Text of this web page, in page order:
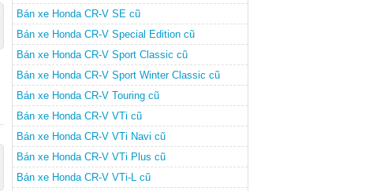
Bán xe Honda CR-V SE cũ
Bán xe Honda CR-V Special Edition cũ
Bán xe Honda CR-V Sport Classic cũ
Bán xe Honda CR-V Sport Winter Classic cũ
Bán xe Honda CR-V Touring cũ
Bán xe Honda CR-V VTi cũ
Bán xe Honda CR-V VTi Navi cũ
Bán xe Honda CR-V VTi Plus cũ
Bán xe Honda CR-V VTi-L cũ